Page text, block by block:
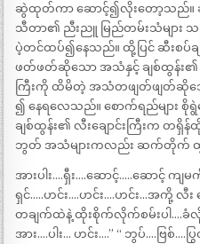
ဆွဲထုတ်ကာ ဆောင့်၍လိုးတော့သည်။ ခ
သီတာ၏ ညီးညူ မြည်တမ်းသံများ
ပဲ့တင်ထပ်၍နေသည်။ ထို့ပြင် ဆီးစပ်ခ
ဖတ်ဖတ်ဆိုသော အသံနှင့် ချစ်ထွန်း
ကြီးကို ထိမိတဲ့ အသံတဖျတ်ဖျတ်ဆို
၍ နေရလေသည်။ စောက်ရည်များ
ချစ်ထွန်း၏ လီးချောင်းကြီးက တ
ဘွတ် အသံများကလည်း ဆက်တိုက်
အားပါး….ရှီး….ဆောင့်…..ဆောင့် ကျ
ရှင်…..ဟင်း….ဟင်း….ဟင်း…အကို့ လီး
တချက်ထဲနဲ့ ထိုးစိုက်လိုက်စမ်းပါ….ခံလို့
အား….ပါး… ဟင်း….” “ ဘွပ်….ဗြစ်